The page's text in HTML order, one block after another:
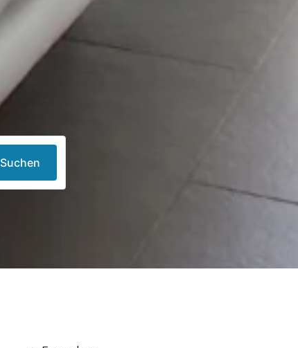
Suchen